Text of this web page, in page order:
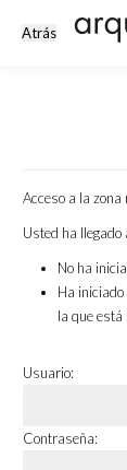
Acceso a la
Usted ha
No ha
Ha
la que
Usuario:
Contraseña: